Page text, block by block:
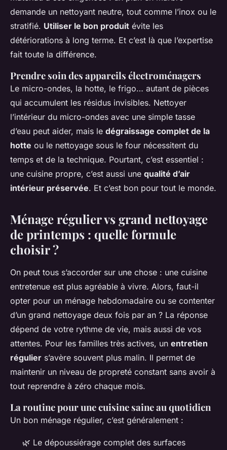
demande un nettoyant neutre, tout comme l’inox ou le
stratifié. Utiliser le bon produit évite les
détériorations à long terme. Et c’est là que l’expertise
fait toute la différence.
Prendre soin des appareils électroménagers
Le micro-ondes, la hotte, le frigo… autant de pièces
qui accumulent les résidus invisibles. Nettoyer
l’intérieur du micro-ondes avec une simple tasse
d’eau peut aider, mais le dégraissage complet de la
hotte ou le nettoyage sous le four nécessitent du
temps et de la technique. Pourtant, c’est essentiel :
une cuisine propre, c’est aussi une qualité d’air
intérieur préservée. Et c’est bon pour tout le monde.
Ménage régulier vs grand nettoyage
de printemps : quelle formule
choisir ?
On peut tous s’accorder sur une chose : une cuisine
entretenue est plus agréable à vivre. Alors, faut-il
opter pour un ménage hebdomadaire ou se contenter
d’un grand nettoyage deux fois par an ? La réponse
dépend de votre rythme de vie, mais aussi de vos
attentes. Pour les familles très actives, un entretien
régulier s’avère souvent plus malin. Il permet de
maintenir un niveau de propreté constant sans avoir à
tout reprendre à zéro chaque mois.
La routine pour une cuisine saine au quotidien
Un bon ménage régulier, c’est généralement :
🌿 Le dépoussiérage complet des surfaces